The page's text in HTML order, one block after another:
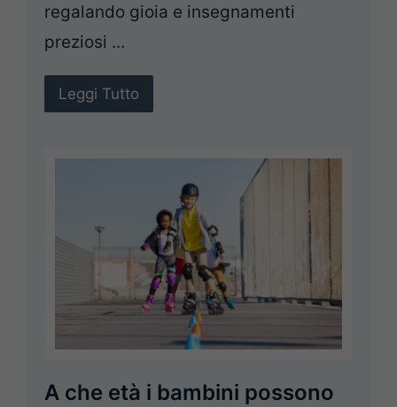
regalando gioia e insegnamenti
preziosi ...
Leggi Tutto
A che età i bambini possono